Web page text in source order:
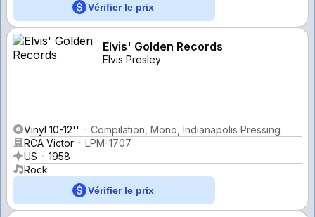
Vérifier le prix
Elvis' Golden Records
Elvis Presley
Vinyl 10-12''
Compilation, Mono, Indianapolis Pressing
RCA Victor
LPM-1707
US
1958
Rock
Vérifier le prix